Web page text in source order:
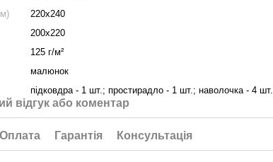
220х240
200х220
125 г/м²
малюнок
підковдра - 1 шт.; простирадло - 1 шт.; наволочка - 4 шт.
відгук або коментар
Оплата Гарантія Консультація